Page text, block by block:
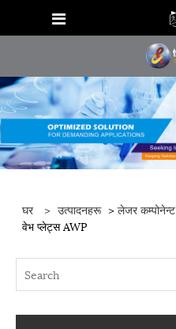
घर > उत्पादनहरू >लेजर कम्पोनेन्ट
वेभ प्लेट्स AWP